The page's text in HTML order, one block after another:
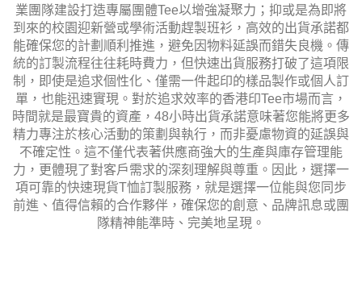
業團隊建設打造專屬團體Tee以增強凝聚力；抑或是為即將
到來的校園迎新營或學術活動趕製班衫，高效的出貨承諾都
能確保您的計劃順利推進，避免因物料延誤而錯失良機。傳
統的訂製流程往往耗時費力，但快速出貨服務打破了這項限
制，即使是追求個性化、僅需一件起印的樣品製作或個人訂
單，也能迅速實現。對於追求效率的香港印Tee市場而言，
時間就是最寶貴的資產，48小時出貨承諾意味著您能將更多
精力專注於核心活動的策劃與執行，而非憂慮物資的延誤與
不確定性。這不僅代表著供應商強大的生產與庫存管理能
力，更體現了對客戶需求的深刻理解與尊重。因此，選擇一
項可靠的快速現貨T恤訂製服務，就是選擇一位能與您同步
前進、值得信賴的合作夥伴，確保您的創意、品牌訊息或團
隊精神能準時、完美地呈現。